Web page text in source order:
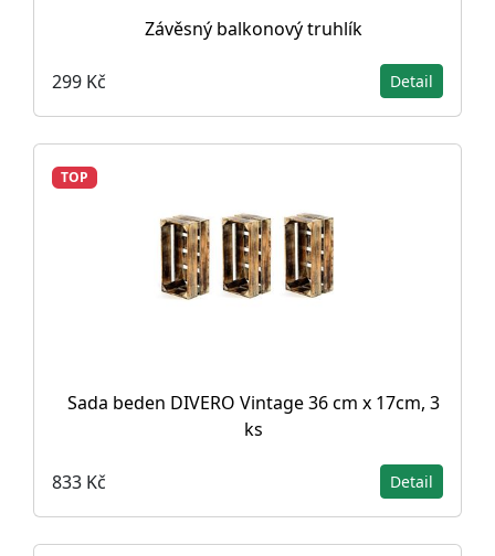
Závěsný balkonový truhlík
299 Kč Detail
TOP
Sada beden DIVERO Vintage 36 cm x 17cm, 3
ks
833 Kč Detail